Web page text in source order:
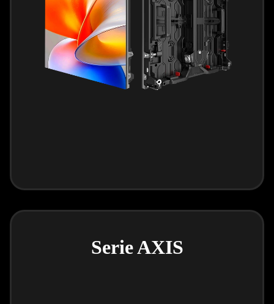
Serie AXIS